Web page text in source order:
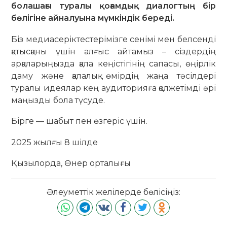
болашағы туралы қоғамдық диалогтың бір
бөлігіне айналуына мүмкіндік береді.
Біз медиасеріктестерімізге сенімі мен белсенді
қатысқаны үшін алғыс айтамыз – сіздердің
арқаларыңызда қала кеңістігінің сапасы, өңірлік
даму және қалалық өмірдің жаңа тәсілдері
туралы идеялар кең аудиторияға қолжетімді әрі
маңызды бола түсуде.
Бірге — шабыт пен өзгеріс үшін.
2025 жылғы 8 шілде
Қызылорда, Өнер орталығы
Әлеуметтік желілерде бөлісіңіз: